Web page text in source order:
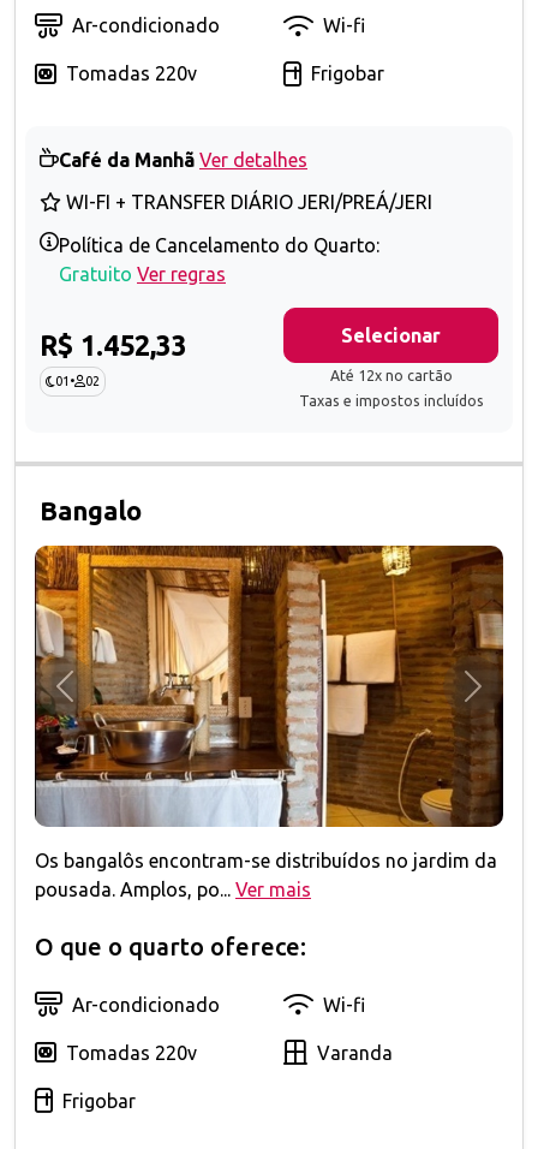
Ar-condicionado Wi-fi
Tomadas 220v Frigobar
Café da Manhã Ver detalhes
WI-FI + TRANSFER DIÁRIO JERI/PREÁ/JERI
Política de Cancelamento do Quarto:
Gratuito Ver regras
R$ 1.452,33
01 • 02
Selecionar
Até 12x no cartão
Taxas e impostos incluídos
Bangalo
Anterior
Os bangalôs encontram-se distribuídos no jardim da
pousada. Amplos, po... Ver mais
O que o quarto oferece:
Ar-condicionado Wi-fi
Tomadas 220v Varanda
Frigobar